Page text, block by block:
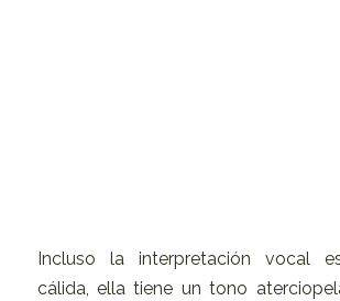
Incluso la interpretación vocal
cálida, ella tiene un tono